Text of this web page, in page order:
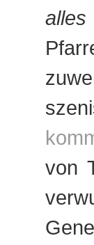
alles
von